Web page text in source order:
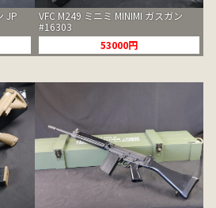
JP
VFC M249 ミニミ MINIMI ガスガン
#16303
53000円